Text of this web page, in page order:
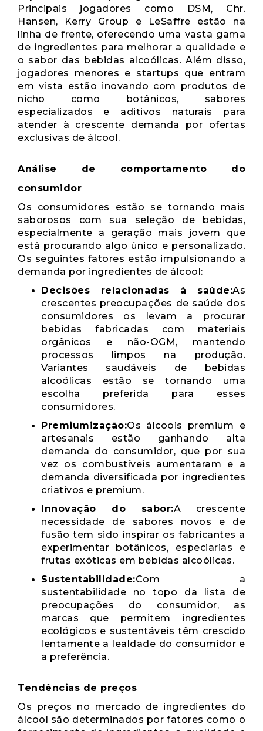
Principais jogadores como DSM, Chr.
Hansen, Kerry Group e LeSaffre estão na
linha de frente, oferecendo uma vasta gama
de ingredientes para melhorar a qualidade e
o sabor das bebidas alcoólicas. Além disso,
jogadores menores e startups que entram
em vista estão inovando com produtos de
nicho como botânicos, sabores
especializados e aditivos naturais para
atender à crescente demanda por ofertas
exclusivas de álcool.
Análise de comportamento do
consumidor
Os consumidores estão se tornando mais
saborosos com sua seleção de bebidas,
especialmente a geração mais jovem que
está procurando algo único e personalizado.
Os seguintes fatores estão impulsionando a
demanda por ingredientes de álcool:
Decisões relacionadas à saúde:As
crescentes preocupações de saúde dos
consumidores os levam a procurar
bebidas fabricadas com materiais
orgânicos e não-OGM, mantendo
processos limpos na produção.
Variantes saudáveis ​​de bebidas
alcoólicas estão se tornando uma
escolha preferida para esses
consumidores.
Premiumização:Os álcoois premium e
artesanais estão ganhando alta
demanda do consumidor, que por sua
vez os combustíveis aumentaram e a
demanda diversificada por ingredientes
criativos e premium.
Innovação do sabor:A crescente
necessidade de sabores novos e de
fusão tem sido inspirar os fabricantes a
experimentar botânicos, especiarias e
frutas exóticas em bebidas alcoólicas.
Sustentabilidade:Com a
sustentabilidade no topo da lista de
preocupações do consumidor, as
marcas que permitem ingredientes
ecológicos e sustentáveis ​​têm crescido
lentamente a lealdade do consumidor e
a preferência.
Tendências de preços
Os preços no mercado de ingredientes do
álcool são determinados por fatores como o